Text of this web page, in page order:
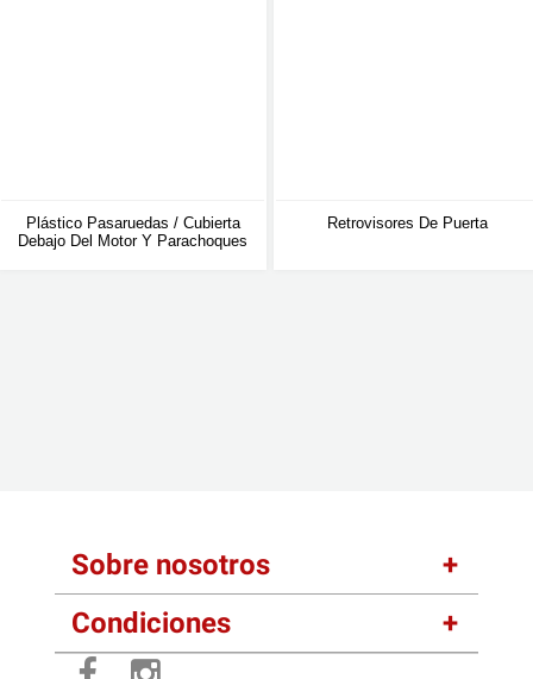
Plástico Pasaruedas / Cubierta
Debajo Del Motor Y Parachoques
Retrovisores De Puerta
Sobre nosotros
Condiciones